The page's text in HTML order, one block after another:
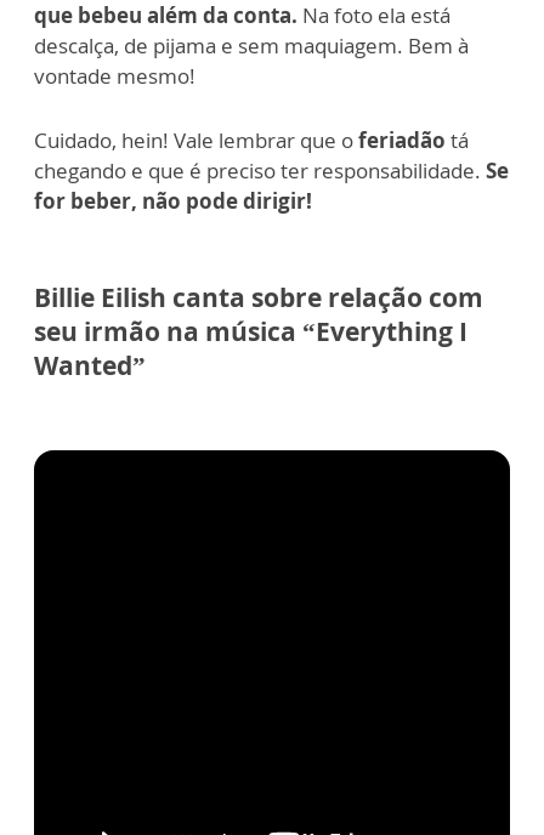
que bebeu além da conta. Na foto ela está
descalça, de pijama e sem maquiagem. Bem à
vontade mesmo!
Cuidado, hein! Vale lembrar que oferiadão tá
chegando e que é preciso ter responsabilidade. Se
for beber, não pode dirigir!
Billie Eilish canta sobre relação com
seu irmão na música “Everything I
Wanted”